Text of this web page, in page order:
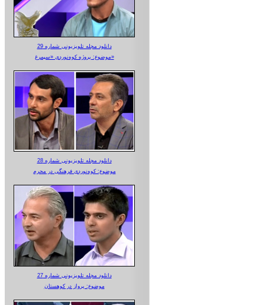
دانلود مجله تلویزیونی شماره 29
موضوع: پروژه کوه‌نوردی «سیمرغ»
دانلود مجله تلویزیونی شماره 28
موضوع: کوه‌نوردی فرهنگی در محرم
دانلود مجله تلویزیونی شماره 27
موضوع: پرواز در کوهستان